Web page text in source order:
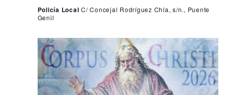
Policía Local C/ Concejal Rodríguez Chía, s/n., Puente
Genil